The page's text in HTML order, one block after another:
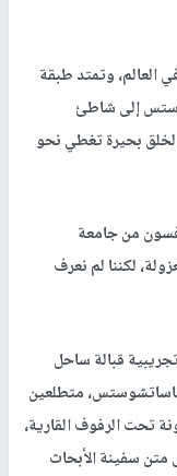
العالم، وتمتد طبقة
إلى شاطئ
بحيرة تغطي نحو
من جامعة
لكننا لم نعرف
قبالة ساحل
ماساتشوستس، متطلعين
تحت الرفوف القارية،
سفينة الأبحاث